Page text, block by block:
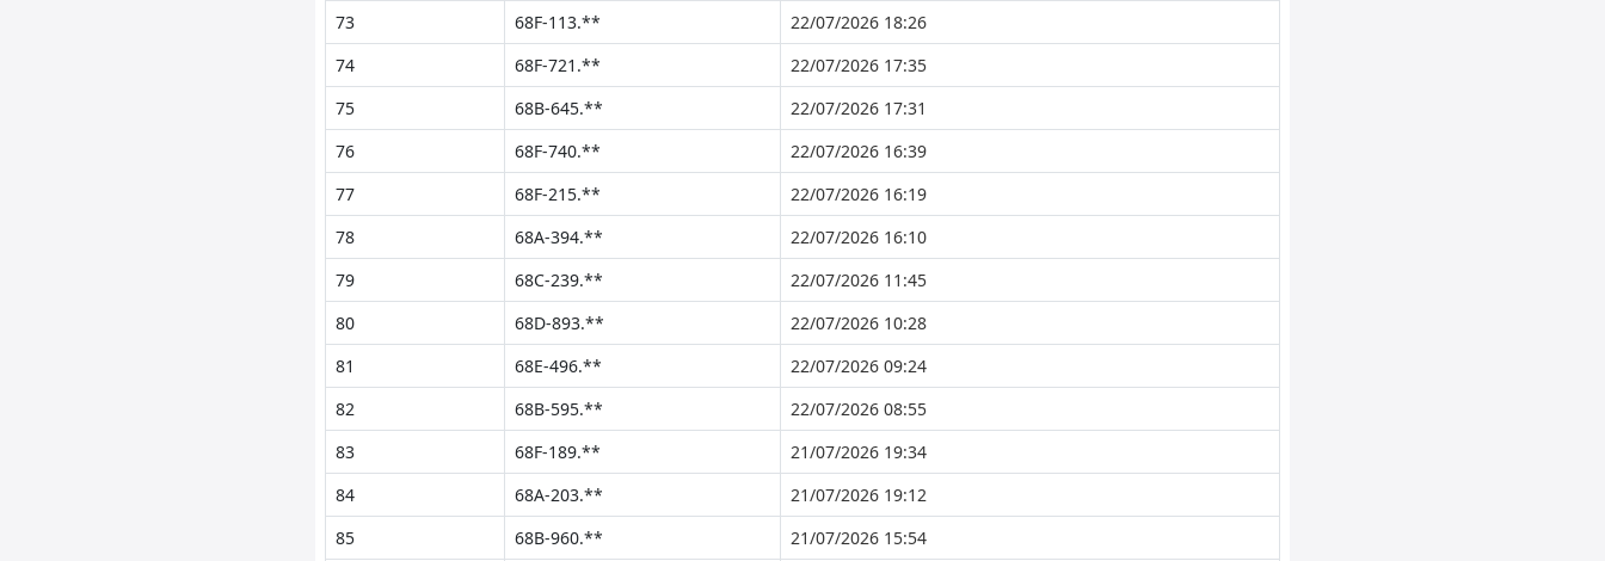
73
68F-113.**
22/07/2026 18:26
74
68F-721.**
22/07/2026 17:35
75
68B-645.**
22/07/2026 17:31
76
68F-740.**
22/07/2026 16:39
77
68F-215.**
22/07/2026 16:19
78
68A-394.**
22/07/2026 16:10
79
68C-239.**
22/07/2026 11:45
80
68D-893.**
22/07/2026 10:28
81
68E-496.**
22/07/2026 09:24
82
68B-595.**
22/07/2026 08:55
83
68F-189.**
21/07/2026 19:34
84
68A-203.**
21/07/2026 19:12
85
68B-960.** 21/07/2026 15:54